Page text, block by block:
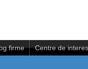
firme Centre de interes